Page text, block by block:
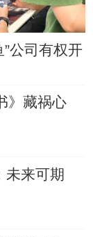
”公司有权开
》藏祸心
未来可期